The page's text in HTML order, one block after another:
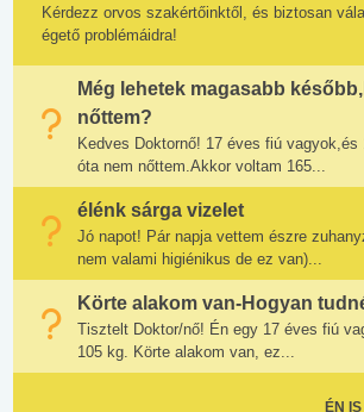
Kérdezz orvos szakértőinktől, és biztosan
égető problémáidra!
Még lehetek magasabb
nőttem?
Kedves Doktornő! 17 éves fiú vagyok,és
óta nem nőttem.Akkor voltam 165...
élénk sárga vizelet
Jó napot! Pár napja vettem észre
nem valami higiénikus de ez van)...
Körte alakom van-Hogyan
Tisztelt Doktor/nő! Én egy 17 éves fiú
105 kg. Körte alakom van, ez...
ÉN